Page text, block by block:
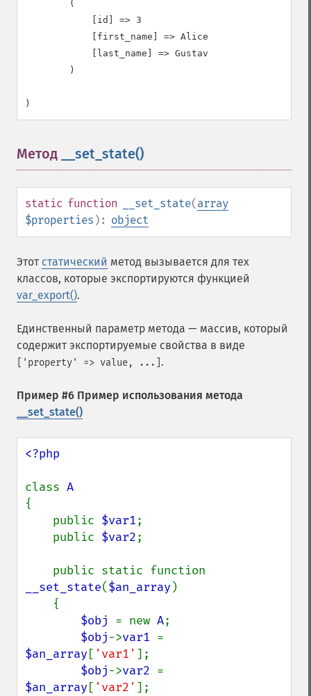
        (
            [id] => 3
            [first_name] => Alice
            [last_name] => Gustav
        )
Метод __set_state()
static function __set_state(array
$properties ): object
Этот статический метод вызывается для тех
классов, которые экспортируются функцией
var_export().
Единственный параметр метода — массив, который
содержит экспортируемые свойства в виде
['property' => value, ...] .
Пример #6 Пример использования метода
__set_state()
<?php
class
{
    public
$var1;
    public
$var2;
__set_state($an_array)
$obj = new A;
$obj->var1
$an_array[ 'var1' ];
$obj->var2
$an_array[ 'var2' ];